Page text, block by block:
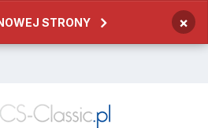
STRONY ×